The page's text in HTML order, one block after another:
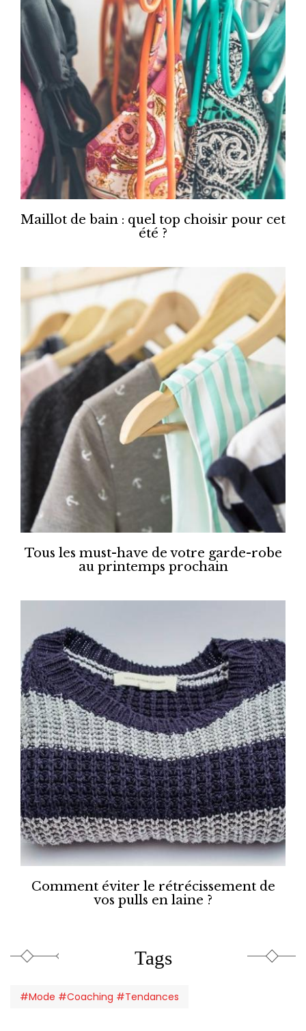
Maillot de bain : quel top choisir pour cet
été ?
Tous les must-have de votre garde-robe
au printemps prochain
Comment éviter le rétrécissement de
vos pulls en laine ?
Tags
#Mode #Coaching #Tendances